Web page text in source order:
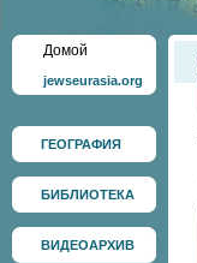
Домой
jewseurasia.org
ГЕОГРАФИЯ
БИБЛИОТЕКА
ВИДЕОАРХИВ